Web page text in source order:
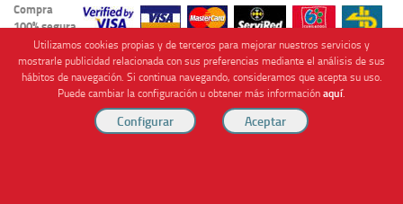
Compra
100% segura
Cofinanciado por
Utilizamos cookies propias y de terceros para mejorar nuestros servicios y
mostrarle publicidad relacionada con sus preferencias mediante el análisis de sus
hábitos de navegación. Si continua navegando, consideramos que acepta su uso.
Puede cambiar la configuración u obtener más informaciónaquí.